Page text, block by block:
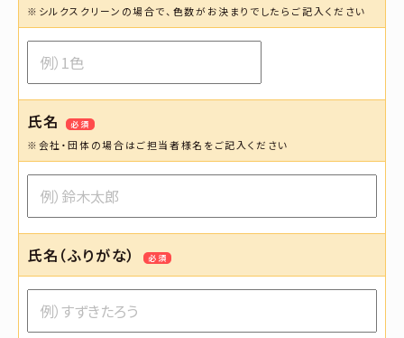
※シルクスクリーンの場合で、色数がお決まりでしたらご記入ください
氏名 必須
※会社・団体の場合はご担当者様名をご記入ください
氏名（ふりがな） 必須